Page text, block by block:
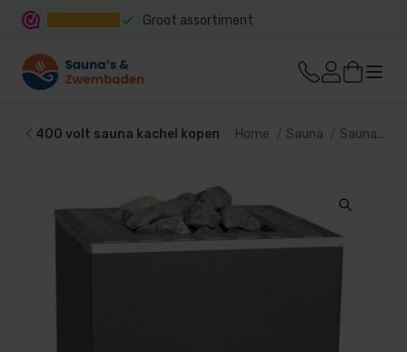
Groot assortiment
400 volt sauna kachel kopen Home Sauna Sauna kachel